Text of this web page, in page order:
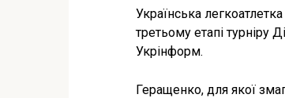
Українська
третьому етапі турніру
Укрінформ.
Геращенко, для якої